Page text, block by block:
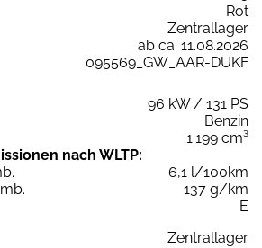
Rot
Zentrallager
ab ca. 11.08.2026
095569_GW_AAR-DUKF
96 kW / 131 PS
Benzin
1.199 cm³
nach WLTP:
6,1 l/100km
137 g/km
E
Zentrallager